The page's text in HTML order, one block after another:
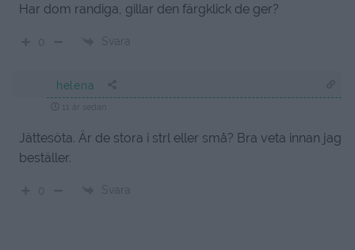
Har dom randiga, gillar den färgklick de ger?
Svara
helena
11 år sedan
Jättesöta. Är de stora i strl eller små? Bra veta innan jag
beställer.
Svara